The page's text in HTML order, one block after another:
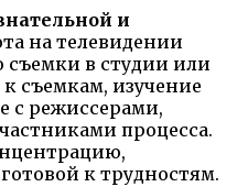
и
на телевидении
съемки в студии или
съемкам, изучение
с режиссерами,
процесса.
к трудностям.